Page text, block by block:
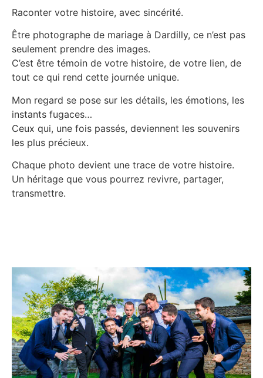
Raconter votre histoire, avec sincérité.
Être photographe de mariage à Dardilly, ce n’est pas
seulement prendre des images.
C’est être témoin de votre histoire, de votre lien, de
tout ce qui rend cette journée unique.
Mon regard se pose sur les détails, les émotions, les
instants fugaces…
Ceux qui, une fois passés, deviennent les souvenirs
les plus précieux.
Chaque photo devient une trace de votre histoire.
Un héritage que vous pourrez revivre, partager,
transmettre.